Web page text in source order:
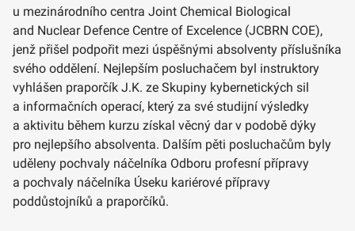
u mezinárodního centra Joint Chemical Biological
and Nuclear Defence Centre of Excelence (JCBRN COE),
jenž přišel podpořit mezi úspěšnými absolventy příslušníka
svého oddělení. Nejlepším posluchačem byl instruktory
vyhlášen praporčík J.K. ze Skupiny kybernetických sil
a informačních operací, který za své studijní výsledky
a aktivitu během kurzu získal věcný dar v podobě dýky
pro nejlepšího absolventa. Dalším pěti posluchačům byly
uděleny pochvaly náčelníka Odboru profesní přípravy
a pochvaly náčelníka Úseku kariérové přípravy
poddůstojníků a praporčíků.